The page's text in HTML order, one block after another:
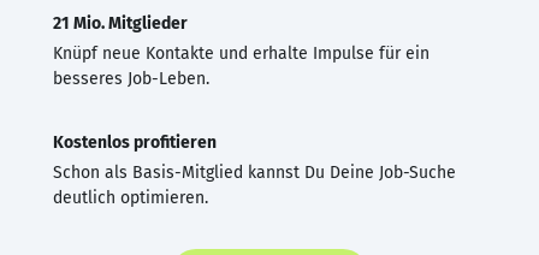
21 Mio. Mitglieder
Knüpf neue Kontakte und erhalte Impulse für ein
besseres Job-Leben.
Kostenlos profitieren
Schon als Basis-Mitglied kannst Du Deine Job-Suche
deutlich optimieren.